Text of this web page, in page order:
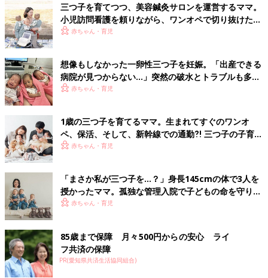
三つ子を育てつつ、美容鍼灸サロンを運営するママ。
小児訪問看護を頼りながら、ワンオペで切り抜けた赤
ちゃん育児！【多胎インタビュー・後編】
赤ちゃん・育児
想像もしなかった一卵性三つ子を妊娠。「出産できる
病院が見つからない…」突然の破水とトラブルも多数
経験！【体験談】
赤ちゃん・育児
1歳の三つ子を育てるママ。生まれてすぐのワンオ
ペ、保活、そして、新幹線での通勤⁈ 三つ子の子育て
のリアル【多胎育児体験談】
赤ちゃん・育児
「まさか私が三つ子を…？」身長145cmの体で3人を
授かったママ。孤独な管理入院で子どもの命を守り抜
いた！【多胎インタビュー・前編】
赤ちゃん・育児
85歳まで保障 月々500円からの安心 ライ
フ共済の保障
PR(愛知県共済生活協同組合)